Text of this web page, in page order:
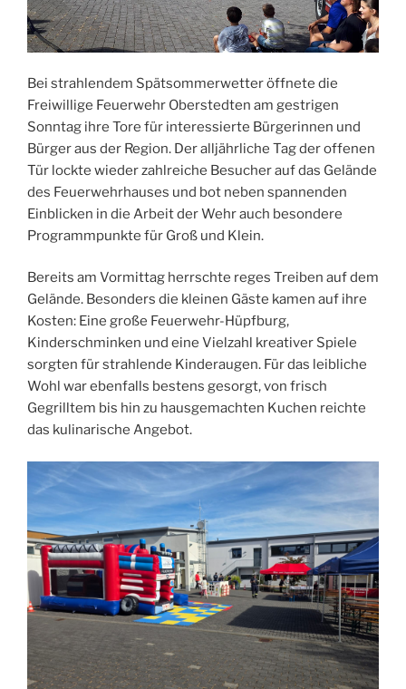
Bei strahlendem Spätsommerwetter öffnete die
Freiwillige Feuerwehr Oberstedten am gestrigen
Sonntag ihre Tore für interessierte Bürgerinnen und
Bürger aus der Region. Der alljährliche Tag der offenen
Tür lockte wieder zahlreiche Besucher auf das Gelände
des Feuerwehrhauses und bot neben spannenden
Einblicken in die Arbeit der Wehr auch besondere
Programmpunkte für Groß und Klein.
Bereits am Vormittag herrschte reges Treiben auf dem
Gelände. Besonders die kleinen Gäste kamen auf ihre
Kosten: Eine große Feuerwehr-Hüpfburg,
Kinderschminken und eine Vielzahl kreativer Spiele
sorgten für strahlende Kinderaugen. Für das leibliche
Wohl war ebenfalls bestens gesorgt, von frisch
Gegrilltem bis hin zu hausgemachten Kuchen reichte
das kulinarische Angebot.